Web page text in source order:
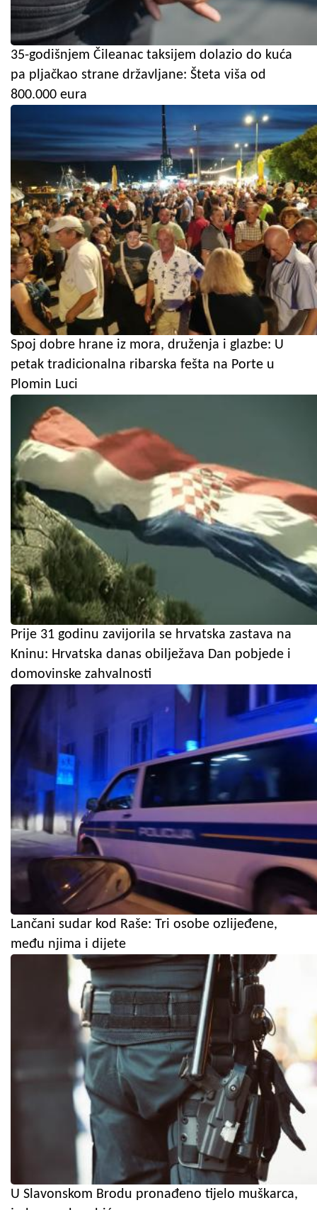
35-godišnjem Čileanac taksijem dolazio do kuća
pa pljačkao strane državljane: Šteta viša od
800.000 eura
Spoj dobre hrane iz mora, druženja i glazbe: U
petak tradicionalna ribarska fešta na Porte u
Plomin Luci
Prije 31 godinu zavijorila se hrvatska zastava na
Kninu: Hrvatska danas obilježava Dan pobjede i
domovinske zahvalnosti
Lančani sudar kod Raše: Tri osobe ozlijeđene,
među njima i dijete
U Slavonskom Brodu pronađeno tijelo muškarca,